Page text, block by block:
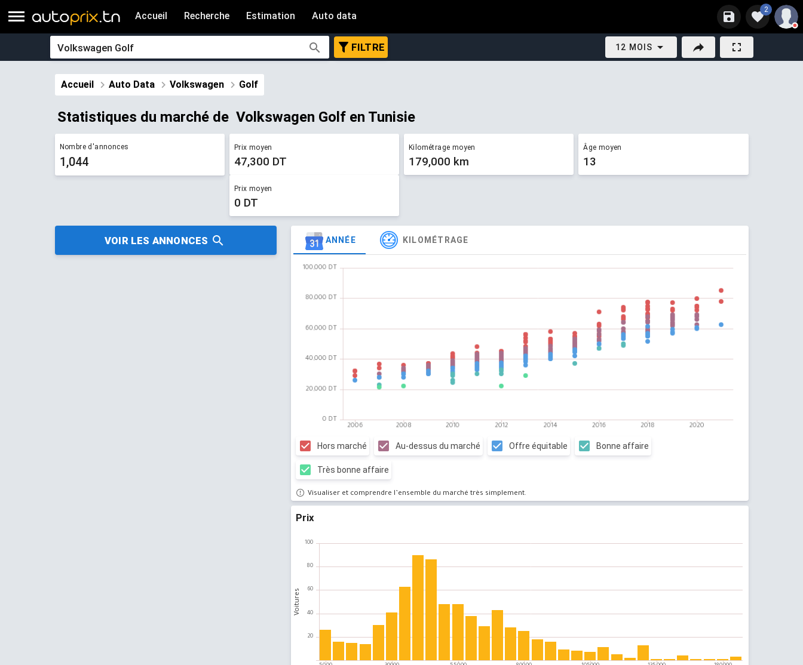
Accueil Recherche Estimation Auto data
2
FILTRE 12 MOIS
Accueil Auto Data Volkswagen Golf
Statistiques du marché de ​ Volkswagen Golf en Tunisie
Nombre d'annonces
1,044
Prix moyen
47,300 DT
Prix moyen
0 DT
Kilométrage moyen
179,000 km
Âge moyen
13
VOIR LES ANNONCES ANNÉE KILOMÉTRAGE
Hors marché Au-dessus du marché Offre équitable Bonne affaire
Très bonne affaire
Visualiser et comprendre l’ensemble du marché très simplement.
Prix